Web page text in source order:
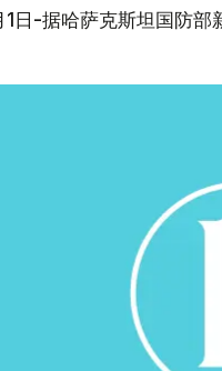
日-据哈萨克斯坦国防